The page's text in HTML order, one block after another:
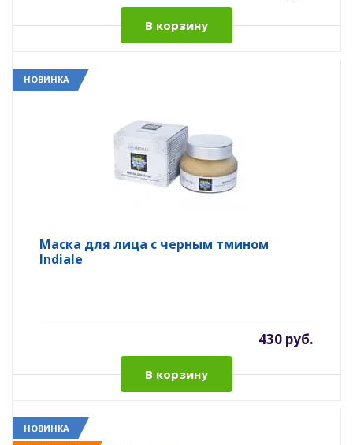
В корзину
НОВИНКА
Маска для лица с черным тмином
Indiale
430 руб.
В корзину
НОВИНКА